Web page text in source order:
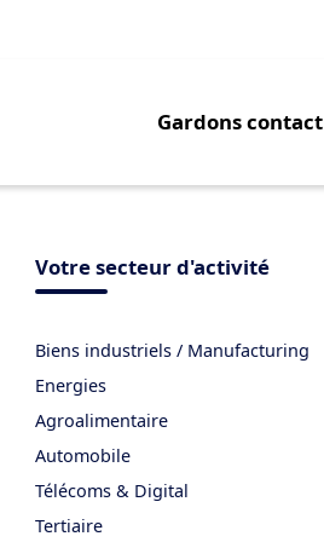
Gardons contact
Votre secteur d'activité
Biens industriels / Manufacturing
Energies
Agroalimentaire
Automobile
Télécoms & Digital
Tertiaire